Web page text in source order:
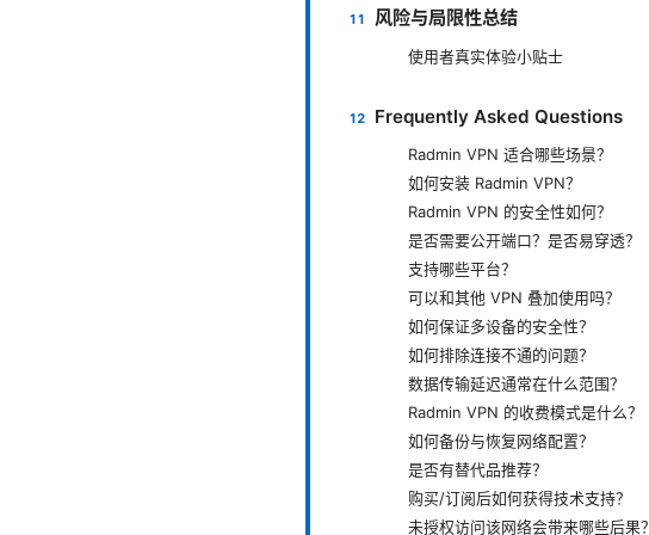
风险与局限性总结
使用者真实体验小贴士
Frequently Asked Questions
Radmin VPN 适合哪些场景？
如何安装 Radmin VPN？
Radmin VPN 的安全性如何？
是否需要公开端口？是否易穿透？
支持哪些平台？
可以和其他 VPN 叠加使用吗？
如何保证多设备的安全性？
如何排除连接不通的问题？
数据传输延迟通常在什么范围？
Radmin VPN 的收费模式是什么？
如何备份与恢复网络配置？
是否有替代品推荐？
购买/订阅后如何获得技术支持？
未授权访问该网络会带来哪些后果？